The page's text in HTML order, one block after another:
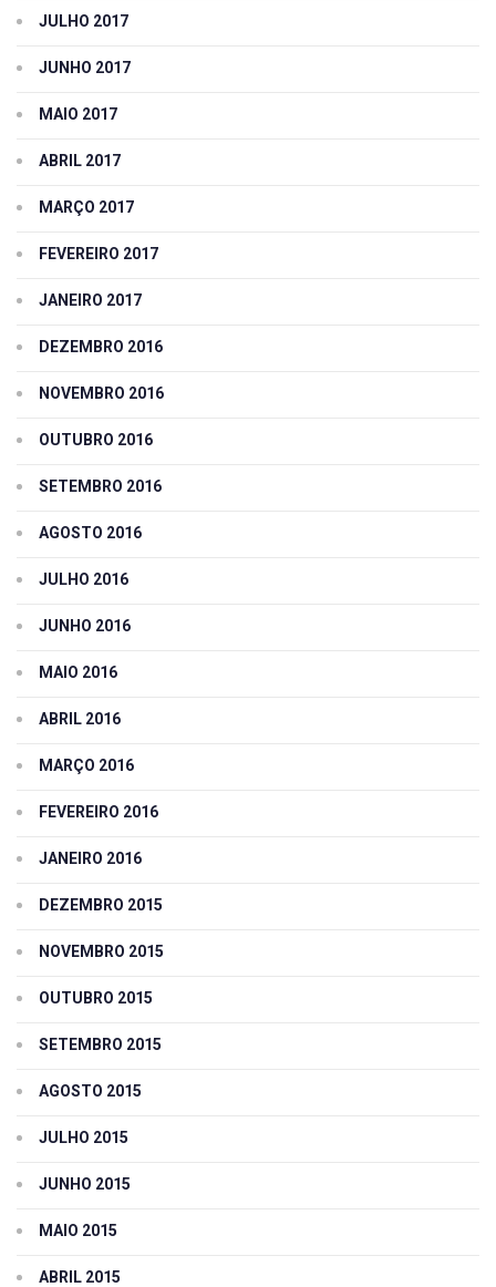
JULHO 2017
JUNHO 2017
MAIO 2017
ABRIL 2017
MARÇO 2017
FEVEREIRO 2017
JANEIRO 2017
DEZEMBRO 2016
NOVEMBRO 2016
OUTUBRO 2016
SETEMBRO 2016
AGOSTO 2016
JULHO 2016
JUNHO 2016
MAIO 2016
ABRIL 2016
MARÇO 2016
FEVEREIRO 2016
JANEIRO 2016
DEZEMBRO 2015
NOVEMBRO 2015
OUTUBRO 2015
SETEMBRO 2015
AGOSTO 2015
JULHO 2015
JUNHO 2015
MAIO 2015
ABRIL 2015